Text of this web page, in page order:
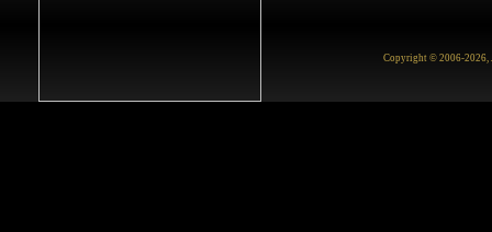
Copyright © 2006-2026,